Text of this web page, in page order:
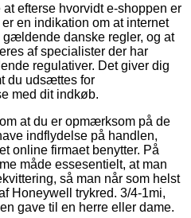
efterse hvorvidt e-shoppen er
en indikation om at internet
danske regler, og at
af specialister der har
regulativer. Det giver dig
du udsættes for
med dit indkøb.
at du er opmærksom på de
indflydelse på handlen,
online firmaet benytter. På
måde essesentielt, at man
så man når som helst
Honeywell trykred. 3/4-1mi,
gave til en herre eller dame.